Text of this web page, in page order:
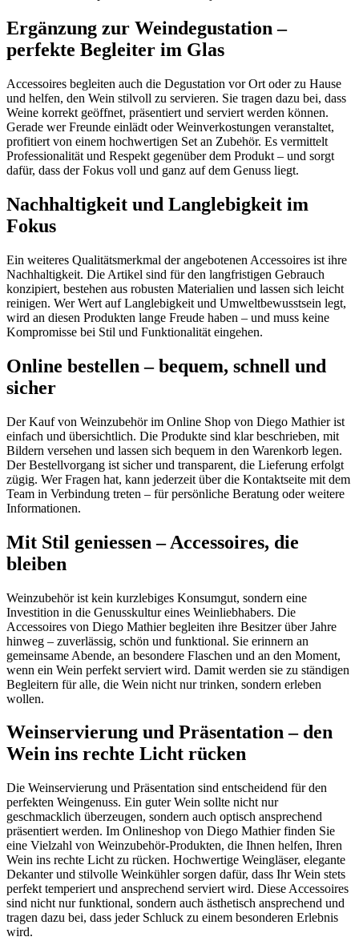
Ergänzung zur Weindegustation –
perfekte Begleiter im Glas
Accessoires begleiten auch die Degustation vor Ort oder zu Hause
und helfen, den Wein stilvoll zu servieren. Sie tragen dazu bei, dass
Weine korrekt geöffnet, präsentiert und serviert werden können.
Gerade wer Freunde einlädt oder Weinverkostungen veranstaltet,
profitiert von einem hochwertigen Set an Zubehör. Es vermittelt
Professionalität und Respekt gegenüber dem Produkt – und sorgt
dafür, dass der Fokus voll und ganz auf dem Genuss liegt.
Nachhaltigkeit und Langlebigkeit im
Fokus
Ein weiteres Qualitätsmerkmal der angebotenen Accessoires ist ihre
Nachhaltigkeit. Die Artikel sind für den langfristigen Gebrauch
konzipiert, bestehen aus robusten Materialien und lassen sich leicht
reinigen. Wer Wert auf Langlebigkeit und Umweltbewusstsein legt,
wird an diesen Produkten lange Freude haben – und muss keine
Kompromisse bei Stil und Funktionalität eingehen.
Online bestellen – bequem, schnell und
sicher
Der Kauf von Weinzubehör im Online Shop von Diego Mathier ist
einfach und übersichtlich. Die Produkte sind klar beschrieben, mit
Bildern versehen und lassen sich bequem in den Warenkorb legen.
Der Bestellvorgang ist sicher und transparent, die Lieferung erfolgt
zügig. Wer Fragen hat, kann jederzeit über die Kontaktseite mit dem
Team in Verbindung treten – für persönliche Beratung oder weitere
Informationen.
Mit Stil geniessen – Accessoires, die
bleiben
Weinzubehör ist kein kurzlebiges Konsumgut, sondern eine
Investition in die Genusskultur eines Weinliebhabers. Die
Accessoires von Diego Mathier begleiten ihre Besitzer über Jahre
hinweg – zuverlässig, schön und funktional. Sie erinnern an
gemeinsame Abende, an besondere Flaschen und an den Moment,
wenn ein Wein perfekt serviert wird. Damit werden sie zu ständigen
Begleitern für alle, die Wein nicht nur trinken, sondern erleben
wollen.
Weinservierung und Präsentation – den
Wein ins rechte Licht rücken
Die Weinservierung und Präsentation sind entscheidend für den
perfekten Weingenuss. Ein guter Wein sollte nicht nur
geschmacklich überzeugen, sondern auch optisch ansprechend
präsentiert werden. Im Onlineshop von Diego Mathier finden Sie
eine Vielzahl von Weinzubehör-Produkten, die Ihnen helfen, Ihren
Wein ins rechte Licht zu rücken. Hochwertige Weingläser, elegante
Dekanter und stilvolle Weinkühler sorgen dafür, dass Ihr Wein stets
perfekt temperiert und ansprechend serviert wird. Diese Accessoires
sind nicht nur funktional, sondern auch ästhetisch ansprechend und
tragen dazu bei, dass jeder Schluck zu einem besonderen Erlebnis
wird.